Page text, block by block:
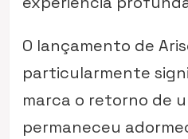
O lançamento de
particularmente
marca o retorno de
permaneceu